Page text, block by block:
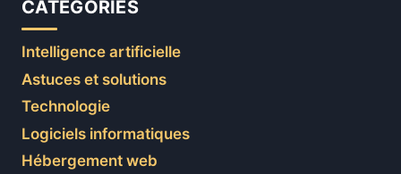
CATEGORIES
Intelligence artificielle
Astuces et solutions
Technologie
Logiciels informatiques
Hébergement web